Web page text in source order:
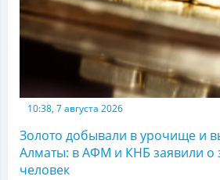
10:38, 7 августа 2026
Золото добывали в урочище и
Алматы: в АФМ и КНБ заявили о
человек